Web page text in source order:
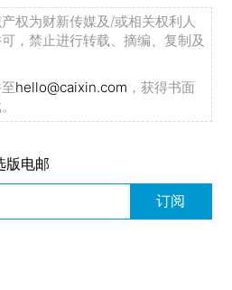
权为财新传媒及/或相关权利人
，禁止进行转载、摘编、复制及
hello@caixin.com ，获得书面
版电邮
订阅